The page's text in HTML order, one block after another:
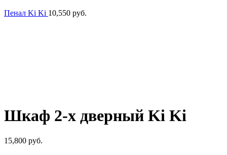
Пенал Ki Ki 10,550 руб.
Шкаф 2-х дверный Ki Ki
15,800 руб.